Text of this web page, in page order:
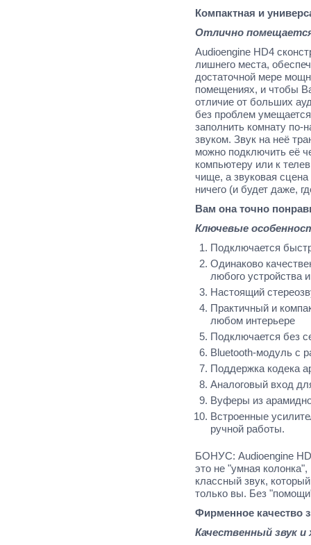
Компактная и
Отлично
Audioengine HD4
лишнего места,
достаточной мере
помещениях, и чтобы
отличие от больших
без проблем
заполнить комнату
звуком. Звук на неё
можно подключить её
компьютеру или к
чище, а звуковая
ничего (и будет даже,
Вам она точно
Ключевые
Подключается
Одинаково
любого устройства
Настоящий
Практичный и
любом интерьере
Подключается без
Bluetooth-модуль с
Поддержка кодека
Аналоговый вход
Вуферы из
Встроенные
ручной работы.
БОНУС: Audioengine HD
это не "умная
классный звук,
только вы. Без
Фирменное качество
Качественный звук